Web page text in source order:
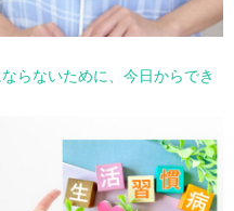
らないために、今日からでき